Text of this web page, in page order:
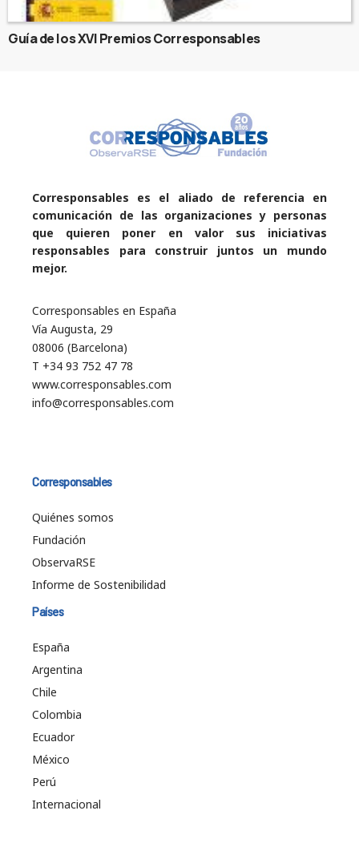
Guía de los XVI Premios Corresponsables
Corresponsables es el aliado de referencia en
comunicación de las organizaciones y personas
que quieren poner en valor sus iniciativas
responsables para construir juntos un mundo
mejor.
Corresponsables en España
Vía Augusta, 29
08006 (Barcelona)
T +34 93 752 47 78
www.corresponsables.com
info@corresponsables.com
Corresponsables
Quiénes somos
Fundación
ObservaRSE
Informe de Sostenibilidad
Países
España
Argentina
Chile
Colombia
Ecuador
México
Perú
Internacional